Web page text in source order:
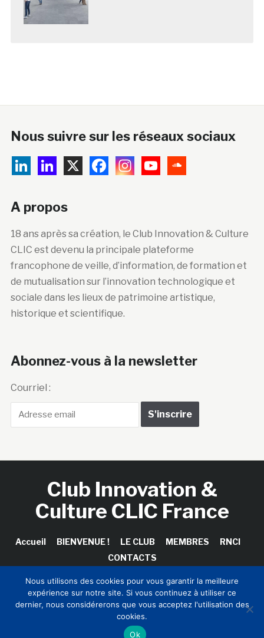
Nous suivre sur les réseaux sociaux
A propos
18 ans après sa création, le Club Innovation & Culture
CLIC est devenu la principale plateforme
francophone de veille, d’information, de formation et
de mutualisation sur l’innovation technologique et
sociale dans les lieux de patrimoine artistique,
historique et scientifique.
Abonnez-vous à la newsletter
Courriel :
Club Innovation &
Culture CLIC France
Accueil BIENVENUE ! LE CLUB MEMBRES
RNCI
CONTACTS
Copyright © 2026 Club Innovation & Culture CLIC France /
Sinapses Conseils
Nous utilisons des cookies pour vous garantir la meilleure
expérience sur notre site. Si vous continuez à utiliser ce
dernier, nous considérerons que vous acceptez l'utilisation des
cookies.
Ok